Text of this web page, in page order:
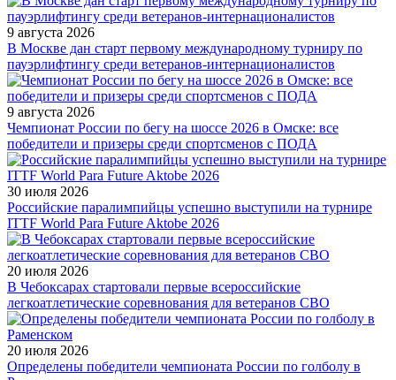
9 августа 2026
В Москве дан старт первому международному турниру по
пауэрлифтингу среди ветеранов-интернационалистов
9 августа 2026
Чемпионат России по бегу на шоссе 2026 в Омске: все
победители и призеры среди спортсменов с ПОДА
30 июля 2026
Российские паралимпийцы успешно выступили на турнире
ITTF World Para Future Aktobe 2026
20 июля 2026
В Чебоксарах стартовали первые всероссийские
легкоатлетические соревнования для ветеранов СВО
20 июля 2026
Определены победители чемпионата России по голболу в